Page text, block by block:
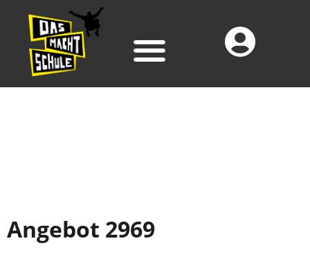
Angebot 2969